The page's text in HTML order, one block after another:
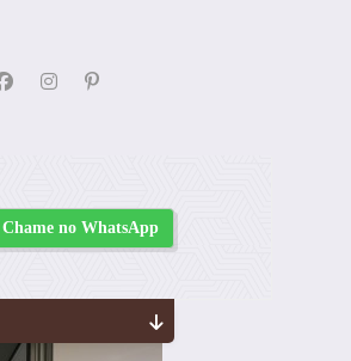
Chame no WhatsApp